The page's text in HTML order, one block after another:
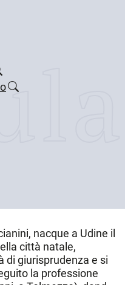
nacque a Udine il
città natale,
di giurisprudenza e si
la professione